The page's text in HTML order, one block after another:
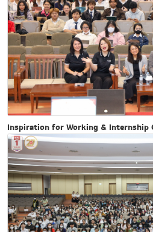
Inspiration for Working & Internship